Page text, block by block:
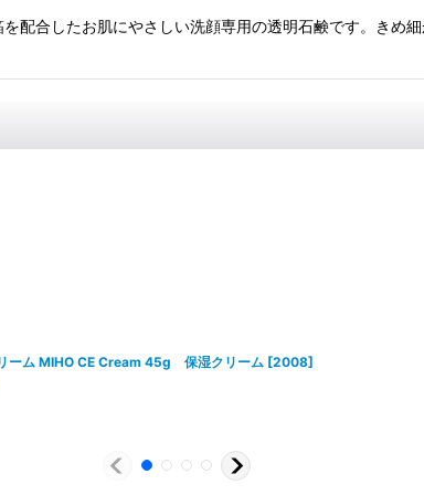
配合したお肌にやさしい洗顔専用の透明石鹸です。きめ
ーム MIHO CE Cream 45g 保湿クリーム [2008]